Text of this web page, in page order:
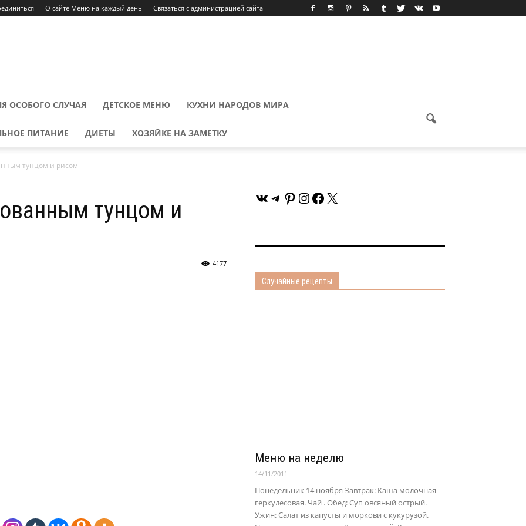
О сайте Меню на каждый день Связаться с администрацией сайта
ОСОБОГО СЛУЧАЯ ДЕТСКОЕ МЕНЮ КУХНИ НАРОДОВ МИРА
ПИТАНИЕ ДИЕТЫ ХОЗЯЙКЕ НА ЗАМЕТКУ
тунцом и рисом
тунцом и
4177
ВКонтакте
Telegram
Pinterest
Instagram
Facebook
X
Случайные рецепты
Меню на неделю
14/11/2011
Понедельник 14 ноября Завтрак: Каша молочная
геркулесовая. Чай . Обед: Суп овсяный острый.
Ужин: Салат из капусты и моркови с кукурузой.